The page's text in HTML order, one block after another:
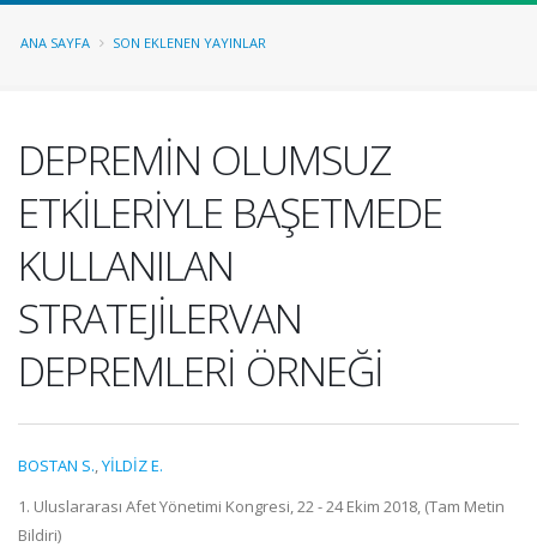
ANA SAYFA SON EKLENEN YAYINLAR
DEPREMİN OLUMSUZ
ETKİLERİYLE BAŞETMEDE
KULLANILAN
STRATEJİLERVAN
DEPREMLERİ ÖRNEĞİ
BOSTAN S.,YİLDİZ E.
1. Uluslararası Afet Yönetimi Kongresi, 22 - 24 Ekim 2018, (Tam Metin
Bildiri)